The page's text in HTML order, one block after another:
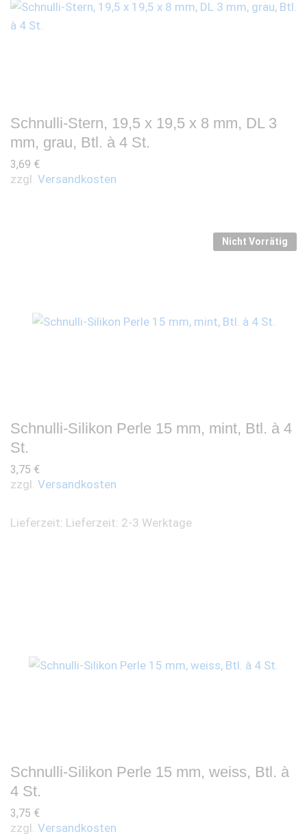
Schnulli-Stern, 19,5 x 19,5 x 8 mm, DL 3
mm, grau, Btl. à 4 St.
3,69 €
zzgl. Versandkosten
Nicht Vorrätig
Schnulli-Silikon Perle 15 mm, mint, Btl. à 4
St.
3,75 €
zzgl. Versandkosten
Lieferzeit: Lieferzeit: 2-3 Werktage
Schnulli-Silikon Perle 15 mm, weiss, Btl. à
4 St.
3,75 €
zzgl. Versandkosten